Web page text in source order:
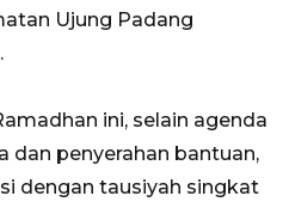
Ujung Padang
ini, selain agenda
dan penyerahan bantuan,
dengan tausiyah singkat